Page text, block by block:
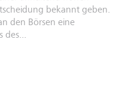
bekannt geben.
den Börsen eine
des...